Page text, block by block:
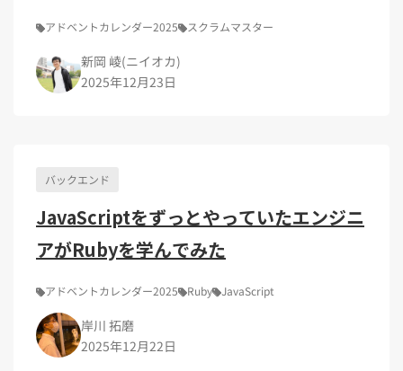
Ansible（2）
Google Cloud（1）
Platform Engineering（1）
さくらのクラウド（1）
Puppeteer（1）
SEO（1）
Redux（1）
トラブルシューティング（12）
マネジメント（6）
DX推進（5）
オープンイノベーション（4）
アドベントカレンダー2025 スクラムマスター
新岡 崚(ニイオカ)
2025年12月23日
バックエンド
JavaScriptをずっとやっていたエンジニ
アがRubyを学んでみた
アドベントカレンダー2025 Ruby JavaScript
岸川 拓磨
2025年12月22日